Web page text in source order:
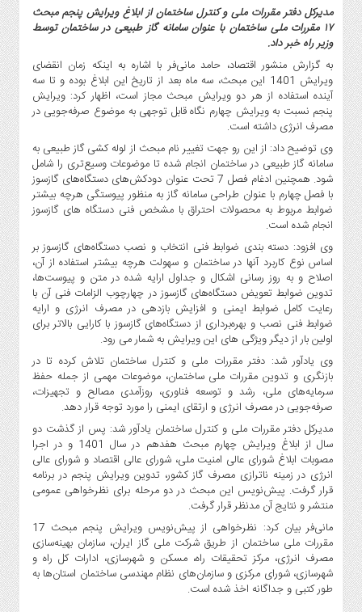
استارت
آپ
و
فن
آوری
بانک
،
بیمه
و
ارز
دیجیتال
کشاورزی
و
صنایع
غذایی
سیاسی
و
بین
الملل
نگاه
روز
گوناگون
مدیرکل دفتر مقررات ملی و کنترل ساختمان از ابلاغ ویرایش پنجم مبحث
۱۷ مقررات ملی ساختمان با عنوان سامانه گاز طبیعی در ساختمان توسط
وزیر راه خبر داد.
به گزارش منشور اقتصاد، حامد مانی‌فر با اشاره به اینکه زمان انقضای
ویرایش 1401 این مبحث، سه ماه بعد از تاریخ این ابلاغ بوده و تا سه
آینده استفاده از هر دو ویرایش مبحث مجاز است، اظهار کرد: ویرایش
پنجم نسبت به ویرایش چهارم نگاه قابل توجهی به موضوع صرفه‌جویی در
مصرف انرژی داشته است.
وی توضیح داد: از این رو جهت تغییر نام مبحث از لوله کشی گاز طبیعی به
سامانه گاز طبیعی در ساختمان انجام شده تا موضوعات وسیع‌تری را شامل
شود. همچنین ادغام فصل 7 تحت عنوان دودکش‌های دستگاه‌های گازسوز
با فصل چهارم با عنوان طراحی سامانه گاز به منظور پیوستگی هرچه بیشتر
ضوابط مربوط به محصولات احتراق با مشخص فنی دستگاه های گازسوز
انجام شده است.
وی افزود: دسته بندی ضوابط فنی انتخاب و نصب دستگاه‌های گازسوز بر
اساس نوع کاربرد آنها در ساختمان و سهولت هرچه بیشتر استفاده از آن،
اصلاح و به روز رسانی اشکال و جداول ارایه شده در متن و پیوست‌ها،
تدوین ضوابط تعویض دستگاه‌های گازسوز در چهارچوب الزامات فنی آن با
رعایت کامل ضوابط ایمنی و افزایش بازدهی در مصرف انرژی و ارایه
ضوابط فنی نصب و بهره‌برداری از دستگاه‌های گازسوز با کارایی بالاتر برای
اولین بار از دیگر ویژگی های این ویرایش به شمار می رود.
وی یادآور شد: دفتر مقررات ملی و کنترل ساختمان تلاش کرده تا در
بازنگری و تدوین مقررات ملی ساختمان، موضوعات مهمی از جمله حفظ
سرمایه‌های ملی، رشد و توسعه فناوری، روزآمدی مصالح و تجهیزات،
صرفه‌جویی در مصرف انرژی و ارتقای ایمنی را مورد توجه قرار دهد.
مدیرکل دفتر مقررات ملی و کنترل ساختمان یادآور شد: پس از گذشت دو
سال از ابلاغ ویرایش چهارم مبحث هفدهم در سال 1401 و در اجرا
مصوبات ابلاغ شورای عالی امنیت ملی، شورای عالی اقتصاد و شورای عالی
انرژی در زمینه ناترازی مصرف گاز کشور، تدوین ویرایش پنجم در برنامه
قرار گرفت. پیش‌نویس این مبحث در دو مرحله برای نظرخواهی عمومی
منتشر و نتایج آن مدنظر قرار گرفت.
مانی‌فر بیان کرد: نظرخواهی از پیش‌نویس ویرایش پنجم مبحث 17
مقررات ملی ساختمان از طریق شرکت ملی گاز ایران، سازمان بهینه‌سازی
مصرف انرژی، مرکز تحقیقات راه، مسکن و شهرسازی، ادارات کل راه و
شهرسازی، شورای مرکزی و سازمان‌های نظام مهندسی ساختمان استان‌ها به
طور کتبی و جداگانه اخذ شده است.